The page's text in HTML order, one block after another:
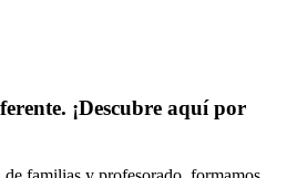
¡Descubre aquí por